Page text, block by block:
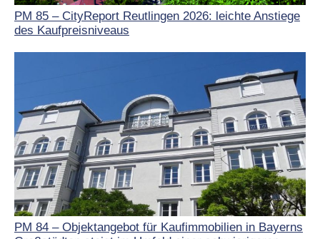
PM 85 – CityReport Reutlingen 2026: leichte Anstiege
des Kaufpreisniveaus
PM 84 – Objektangebot für Kaufimmobilien in Bayerns